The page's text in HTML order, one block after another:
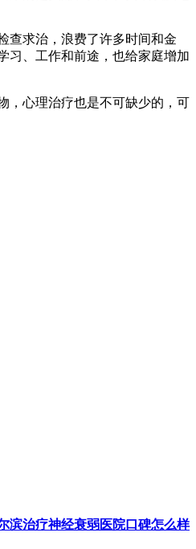
求治，浪费了许多时间和金
习、工作和前途，也给家庭增加
心理治疗也是不可缺少的，可
滨治疗神经衰弱医院口碑怎么样